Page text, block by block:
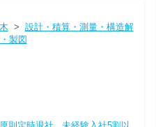
> 設計・積算・測量・構造解
製図
原則定時退社 未経験入社5割以